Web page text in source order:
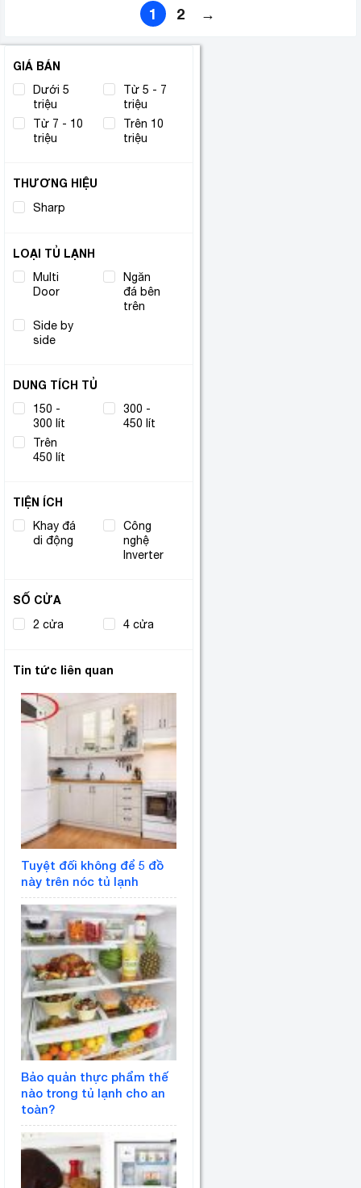
1 2 →
GIÁ BÁN
Dưới 5
triệu
Từ 5 - 7
triệu
Từ 7 - 10
triệu
Trên 10
triệu
THƯƠNG HIỆU
Sharp
LOẠI TỦ LẠNH
Multi
Door
Ngăn
đá bên
trên
Side by
side
DUNG TÍCH TỦ
150 -
300 lít
300 -
450 lít
Trên
450 lít
TIỆN ÍCH
Khay đá
di động
Công
nghệ
Inverter
SỐ CỬA
2 cửa 4 cửa
Tin tức liên quan
Tuyệt đối không để 5 đồ
này trên nóc tủ lạnh
Bảo quản thực phẩm thế
nào trong tủ lạnh cho an
toàn?